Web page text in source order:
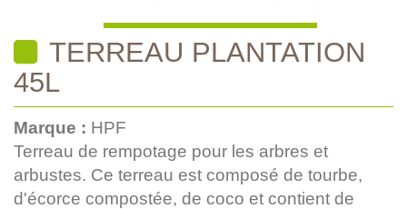
TERREAU PLANTATION
45L
Marque : HPF
Terreau de rempotage pour les arbres et
arbustes. Ce terreau est composé de tourbe,
d'écorce compostée, de coco et contient de